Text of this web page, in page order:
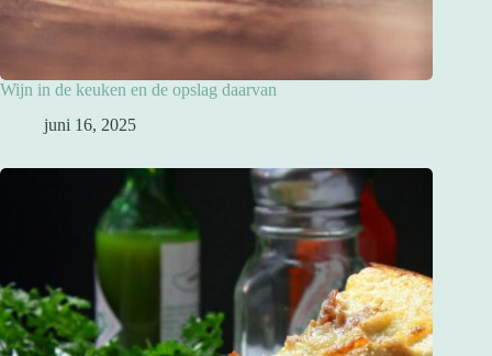
Wijn in de keuken en de opslag daarvan
juni 16, 2025